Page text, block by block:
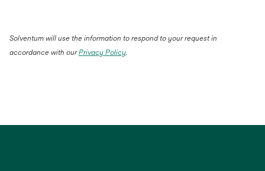
Solventum will use the information to respond to your request in
accordance with ourPrivacy Policy.